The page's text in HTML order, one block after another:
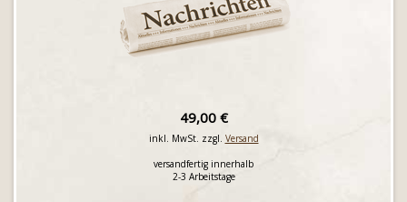
49,00 €
inkl. MwSt. zzgl. Versand
versandfertig innerhalb
2-3 Arbeitstage